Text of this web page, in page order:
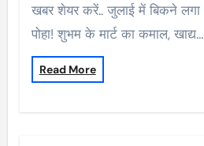
खबर शेयर करें.. जुलाई में बिकने लगा अगस्त की पैकेजिंग वाला
पोहा! शुभम के मार्ट का कमाल, खाद्य…
Read More